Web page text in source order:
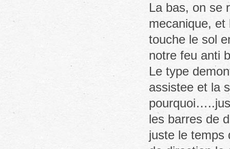
La bas, on se
mecanique, et
touche le sol
notre feu anti
Le type
assistee et la
les barres de
juste le temps